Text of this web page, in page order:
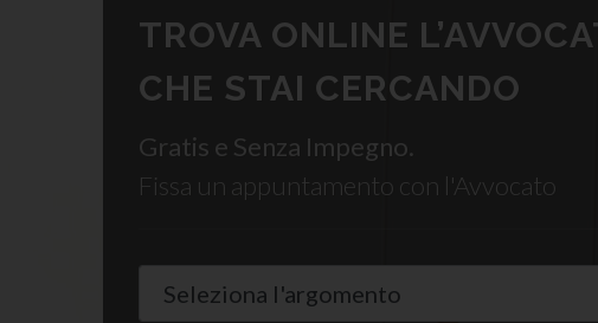
TROVA ONLINE
CHE STAI CERCANDO
Gratis e Senza Impegno.
Fissa un appuntamento con l'Avvocato